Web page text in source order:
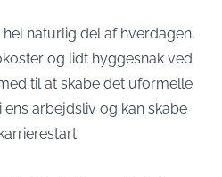
naturlig del af hverdagen,
og lidt hyggesnak ved
til at skabe det uformelle
arbejdsliv og kan skabe